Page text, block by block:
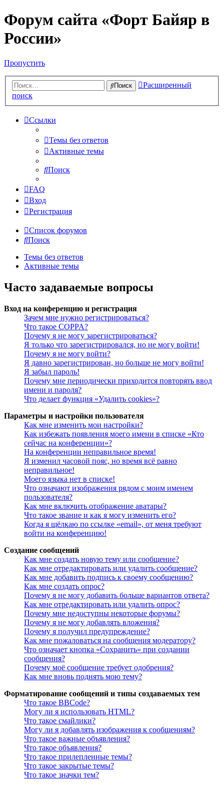
Форум сайта «Форт Байяр в
России»
Пропустить
Поиск
Расширенный
поиск
Ссылки
Темы без ответов
Активные темы
Поиск
FAQ
Вход
Регистрация
Список форумов
Поиск
Темы без ответов
Активные темы
Часто задаваемые вопросы
Вход на конференцию и регистрация
Зачем мне нужно регистрироваться?
Что такое COPPA?
Почему я не могу зарегистрироваться?
Я только что зарегистрировался, но не могу войти!
Почему я не могу войти?
Я давно зарегистрирован, но больше не могу войти!
Я забыл пароль!
Почему мне периодически приходится повторять ввод
имени и пароля?
Что делает функция «Удалить cookies»?
Параметры и настройки пользователя
Как мне изменить мои настройки?
Как избежать появления моего имени в списке «Кто
сейчас на конференции»?
На конференции неправильное время!
Я изменил часовой пояс, но время всё равно
неправильное!
Моего языка нет в списке!
Что означают изображения рядом с моим именем
пользователя?
Как мне включить отображение аватары?
Что такое звание и как я могу изменить его?
Когда я щёлкаю по ссылке «email», от меня требуют
войти на конференцию!
Создание сообщений
Как мне создать новую тему или сообщение?
Как мне отредактировать или удалить сообщение?
Как мне добавить подпись к своему сообщению?
Как мне создать опрос?
Почему я не могу добавить больше вариантов ответа?
Как мне отредактировать или удалить опрос?
Почему мне недоступны некоторые форумы?
Почему я не могу добавлять вложения?
Почему я получил предупреждение?
Как мне пожаловаться на сообщения модератору?
Что означает кнопка «Сохранить» при создании
сообщения?
Почему моё сообщение требует одобрения?
Как мне вновь поднять мою тему?
Форматирование сообщений и типы создаваемых тем
Что такое BBCode?
Могу ли я использовать HTML?
Что такое смайлики?
Могу ли я добавлять изображения к сообщениям?
Что такое важные объявления?
Что такое объявления?
Что такое прилепленные темы?
Что такое закрытые темы?
Что такое значки тем?